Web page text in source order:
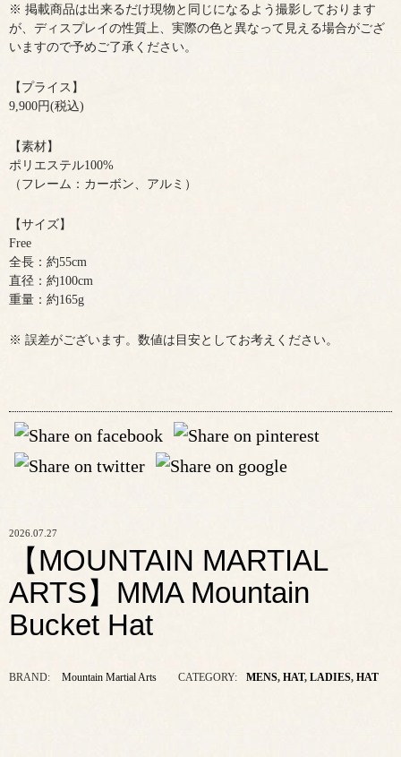
※ 掲載商品は出来るだけ現物と同じになるよう撮影しております
が、ディスプレイの性質上、実際の色と異なって見える場合がござ
いますので予めご了承ください。
【プライス】
9,900円(税込)
【素材】
ポリエステル100%
（フレーム：カーボン、アルミ）
【サイズ】
Free
全長：約55cm
直径：約100cm
重量：約165g
※ 誤差がございます。数値は目安としてお考えください。
2026.07.27
【MOUNTAIN MARTIAL
ARTS】MMA Mountain
Bucket Hat
BRAND: Mountain Martial Arts CATEGORY: MENS, HAT, LADIES, HAT